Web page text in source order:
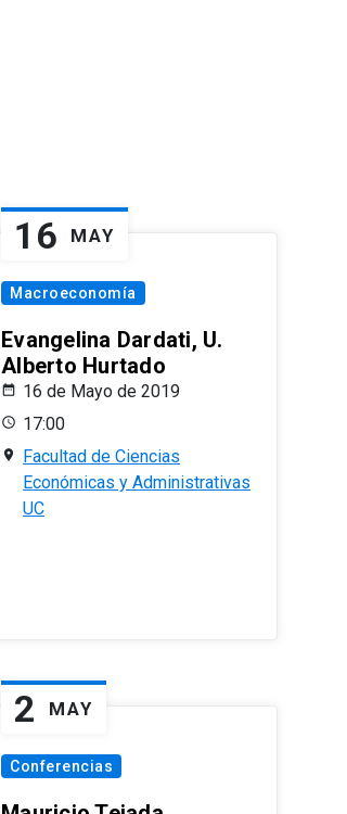
16 MAY
Macroeconomía
Evangelina Dardati, U.
Alberto Hurtado
16 de Mayo de 2019
17:00
Facultad de Ciencias
Económicas y Administrativas
UC
2 MAY
Conferencias